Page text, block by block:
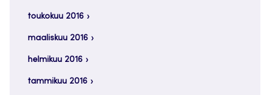
toukokuu 2016
maaliskuu 2016
helmikuu 2016
tammikuu 2016